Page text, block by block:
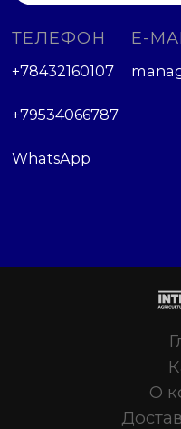
ТЕЛЕФОН
+78432160107
+79534066787
WhatsApp
E-
О